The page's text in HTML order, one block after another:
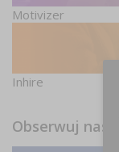
Motivizer
Inhire
Obserwuj nas